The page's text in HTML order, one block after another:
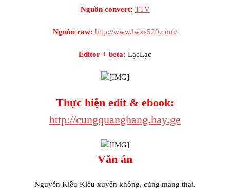
Nguồn convert: TTV
Nguồn raw: http://www.lwxs520.com/
Editor + beta: LạcLạc
Thực
edit & ebook:
http://cungquanghang.hay.ge
Văn án
Nguyễn Kiều Kiều xuyên , cũng mang thai.